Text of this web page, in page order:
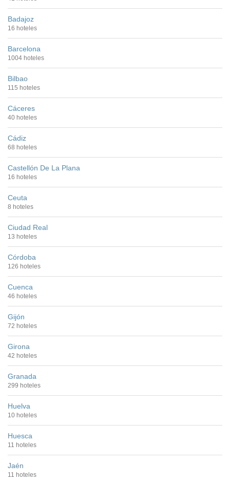
Badajoz
16 hoteles
Barcelona
1004 hoteles
Bilbao
115 hoteles
Cáceres
40 hoteles
Cádiz
68 hoteles
Castellón De La Plana
16 hoteles
Ceuta
8 hoteles
Ciudad Real
13 hoteles
Córdoba
126 hoteles
Cuenca
46 hoteles
Gijón
72 hoteles
Girona
42 hoteles
Granada
299 hoteles
Huelva
10 hoteles
Huesca
11 hoteles
Jaén
11 hoteles